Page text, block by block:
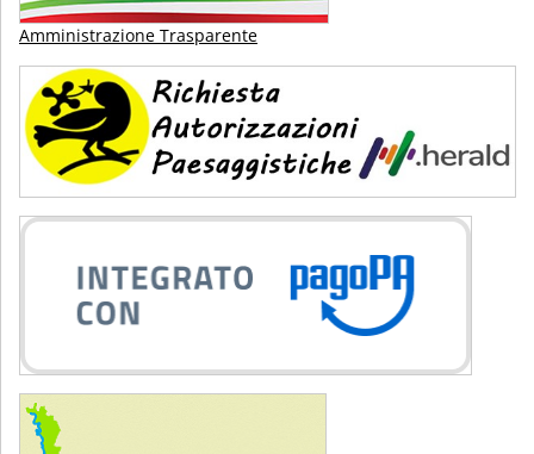
Amministrazione Trasparente